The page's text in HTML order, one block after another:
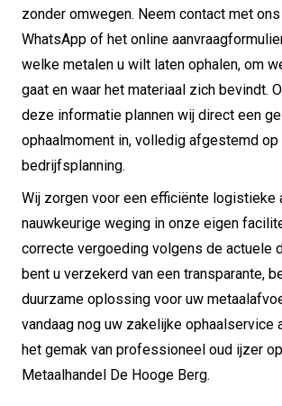
zonder omwegen. Neem contact met
WhatsApp of het online
welke metalen u wilt laten ophalen, om
gaat en waar het materiaal zich bevindt.
deze informatie plannen wij direct een
ophaalmoment in, volledig afgestemd op
bedrijfsplanning.
Wij zorgen voor een efficiënte logistieke
nauwkeurige weging in onze eigen
correcte vergoeding volgens de actuele
bent u verzekerd van een transparante,
duurzame oplossing voor uw
vandaag nog uw zakelijke ophaalservice
het gemak van professioneel oud ijzer
Metaalhandel De Hooge Berg.